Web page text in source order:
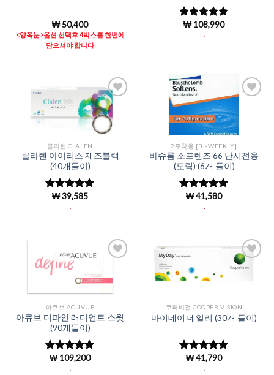
₩50,400
<양쪽눈>옵션 선택후 4박스를 한번에
담으셔야 합니다
5 중에서5
로 평가됨
₩108,990
.
Add to
Wishlist
클라렌 CLALEN
클라렌 아이리스 재즈블랙
(40개들이)
5 중에서
로 평가됨
₩39,585
Wishlist
2주착용 [BI-WEEKLY]
바슈롬 소프렌즈 66 난시전용
(토릭) (6개 들이)
5 중에서
로 평
₩41,580
.
Wishlist
아큐브 ACUVUE
아큐브 디파인 래디언트 스윗
(90개들이)
5 중에서
로 평
₩109,200
Add to
쿠퍼비전 COOPER VISION
마이데이 데일리 (30개 들이)
5 중에서
로 평가됨
₩41,790